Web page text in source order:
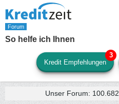
So helfe ich Ihnen
Kredit Empfehlungen
Unser Forum: 100.682